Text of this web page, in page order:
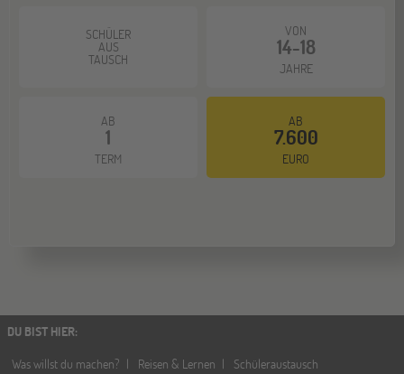
SCHÜLER
AUS
TAUSCH
VON
14-18
JAHRE
AB
1
TERM
AB
7.600
EURO
DU BIST HIER:
Was willst du machen?
Reisen & Lernen
Schüleraustausch